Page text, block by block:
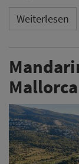
Weiterlesen
Mallorca